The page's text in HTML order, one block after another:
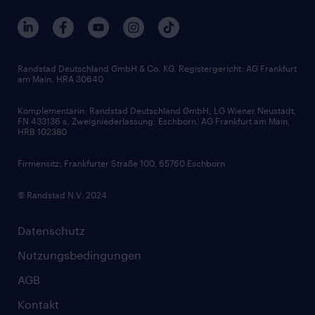
Branchen
Interne Karriere
FAQ - Bewerber / Kunden
Zertifikate und Auszeichnungen
Berufsprofile
Gehaltsthemen
Bewerbungsratgeber
Soft Skills
Skills
Datenschutz
Nutzungsbedingungen
AGB
Kontakt
Randstad Deutschland GmbH & Co. KG, Registergericht: AG Frankfurt
am Main, HRA 30640
Komplementärin: Randstad Deutschland GmbH, LG Wiener Neustadt,
FN 433136 s, Zweigniederlassung: Eschborn, AG Frankfurt am Main,
HRB 102380
Firmensitz: Frankfurter Straße 100, 65760 Eschborn
© Randstad N.V. 2024